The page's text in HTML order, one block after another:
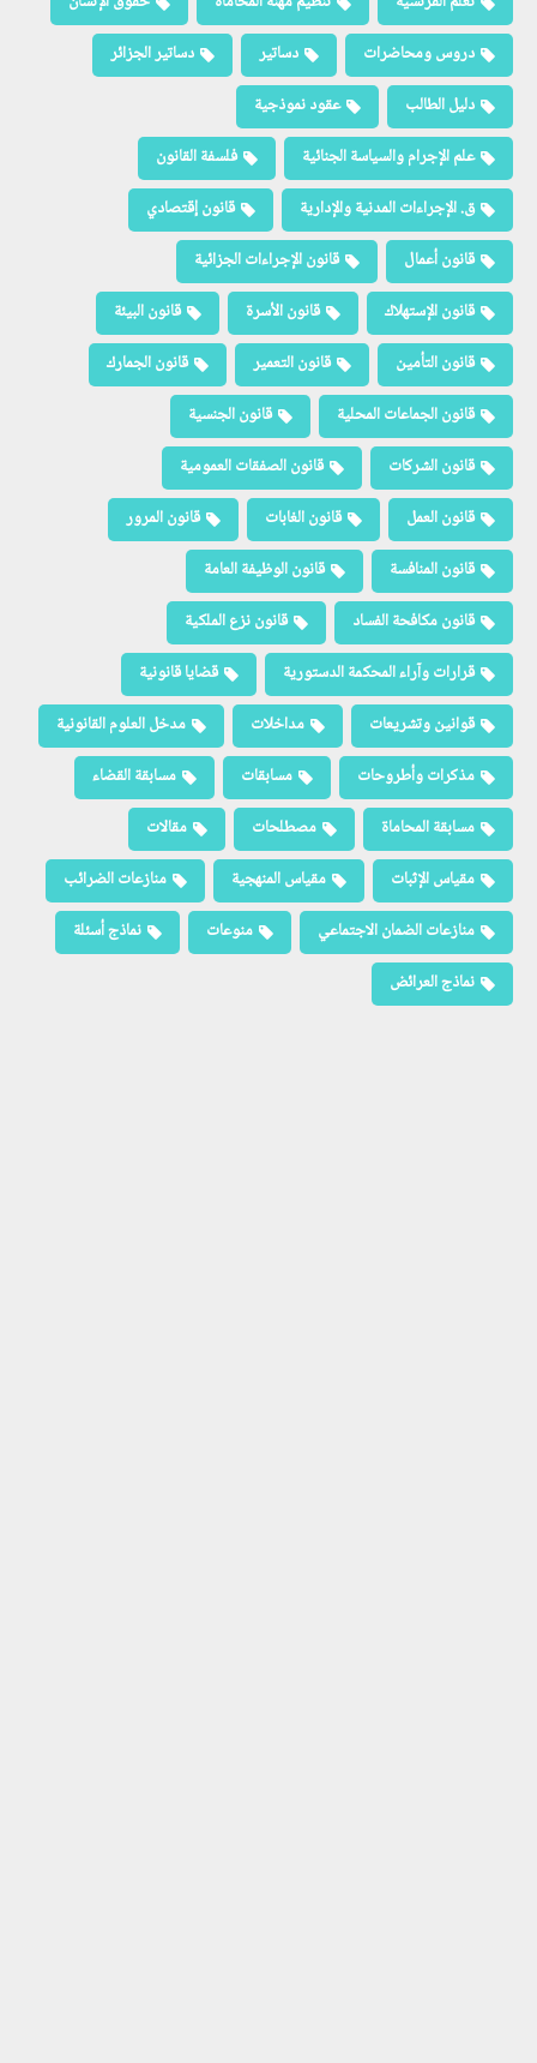
دروس ومحاضرات
دساتير
دساتير الجزائر
دليل الطالب
عقود نموذجية
علم الإجرام والسياسة الجنائية
فلسفة القانون
ق. الإجراءات المدنية والإدارية
قانون إقتصادي
قانون أعمال
قانون الإجراءات الجزائية
قانون الإستهلاك
قانون الأسرة
قانون البيئة
قانون التأمين
قانون التعمير
قانون الجمارك
قانون الجماعات المحلية
قانون الجنسية
قانون الشركات
قانون الصفقات العمومية
قانون العمل
قانون الغابات
قانون المرور
قانون المنافسة
قانون الوظيفة العامة
قانون مكافحة الفساد
قانون نزع الملكية
قرارات وآراء المحكمة الدستورية
قضايا قانونية
قوانين وتشريعات
مداخلات
مدخل العلوم القانونية
مذكرات وأطروحات
مسابقات
مسابقة القضاء
مسابقة المحاماة
مصطلحات
مقالات
مقياس الإثبات
مقياس المنهجية
منازعات الضرائب
منازعات الضمان الاجتماعي
منوعات
نماذج أسئلة
نماذج العرائض